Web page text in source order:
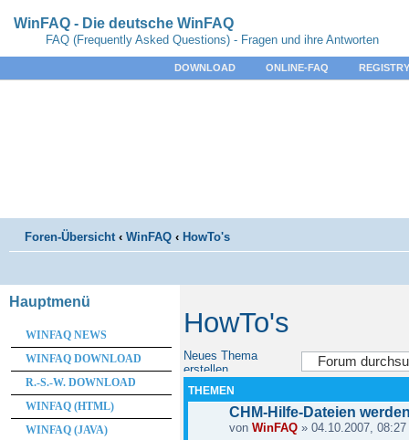
WinFAQ - Die deutsche WinFAQ
FAQ (Frequently Asked Questions) - Fragen und ihre Antworten
DOWNLOAD ONLINE-FAQ
Foren-Übersicht ‹ WinFAQ ‹ HowTo's
HowTo's
Neues Thema
erstellen
THEMEN
CHM-Hilfe-Dateien
von WinFAQ» 04.10.2007, 08:27
Hauptmenü
WINFAQ NEWS
WINFAQ DOWNLOAD
R.-S.-W. DOWNLOAD
WINFAQ (HTML)
WINFAQ (JAVA)